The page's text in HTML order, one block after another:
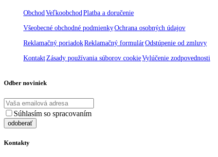
ObchodVeľkoobchodPlatba a doručenie
Všeobecné obchodné podmienkyOchrana osobných údajov
Reklamačný poriadokReklamačný formulárOdstúpenie od zmluvy
KontaktZásady používania súborov cookieVylúčenie zodpovednosti
Odber noviniek
Súhlasím so spracovaním
Kontakty